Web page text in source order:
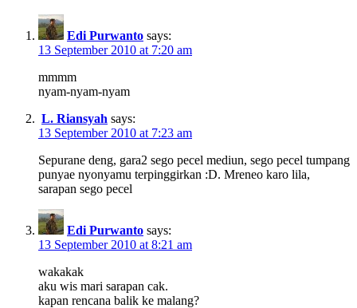
Edi Purwanto says:
13 September 2010 at 7:20 am
mmmm
nyam-nyam-nyam
L. Riansyah says:
13 September 2010 at 7:23 am
Sepurane deng, gara2 sego pecel mediun, sego pecel tumpang
punyae nyonyamu terpinggirkan :D. Mreneo karo lila,
sarapan sego pecel
Edi Purwanto says:
13 September 2010 at 8:21 am
wakakak
aku wis mari sarapan cak.
kapan rencana balik ke malang?